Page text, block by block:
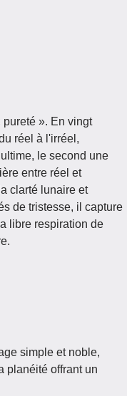
pureté ». En vingt
réel à l'irréel,
le second une
entre réel et
clarté lunaire et
de tristesse, il capture
libre respiration de
simple et noble,
planéité offrant un